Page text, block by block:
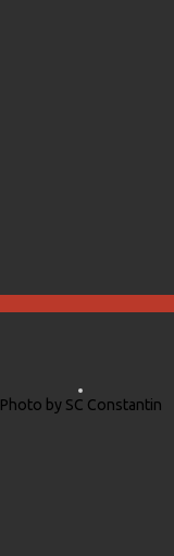
Photo by SC Constantin